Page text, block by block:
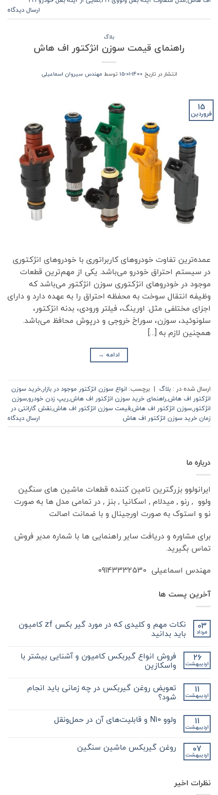
ارسال دیدگاه
بلاگ
راهنمای قیمت سوزن انژکتور اف هاش
انتشار در تاریخ 1400-01-15 توسط مهندس سیروان اسماعیلی
15
فروردین
عمده‌ترین تفاوت خودروهای کاربراتوری با خودرو‌های انژکتوری
در سیستم احتراق خودرو می‌باشد. یکی از مهم‌ترین قطعات
موجود در خودروهای انژکتوری سوزن انژکتور می‌باشد که
وظیفه انتقال سوخت به محفظه احتراق را به عهده دارد و دارای
اجزای مختلفی مثل: اورینگ، فیلتر ورودی، بدنه انژکتور،
سلونوئید، سوزن، سوراخ خروجی و درپوش محافظ می‌باشد.
همچنین لازم به […]
ادامه →
ارسال شده در : بلاگ | برچسب: انواع سوزن انژکتور موجود در بازار,خرید سوزن
انژکتور اف هاش,راهنمای خرید سوزن انژکتور اف هاش,ریپ زدن خودرو,سوزن
انژکتور,سوزن انژکتور اف هاش,قیمت سوزن انژکتور اف هاش,نقش گارانتی در
زمان خرید سوزن انژکتور اف هاش
ارسال دیدگاه
درباره ما
ایرانولوو بزرگترین تامین کننده قطعات ماشین های سنگین
ولوو , رنو , میدلام , اسکانیا , بنز , در تمامی مدل ها به صورت
نو و استوک به صورت اورجینال و با ضمانت اصالت
برای مشاوره و دریافت سایر راهنمایی ها با شماره مدیر فروش
تماس بگیرید.
مهندس اسماعیلی 09143332530
آخرین پست ها
03
مرداد
نکات مهم و کلیدی که در مورد گیر بکس zf کامیون
باید بدانید
دیدگاهی
نکات
مهم
کلیدی
در
مورد
بکس
کامیون
باید
نشده 26
اردیبهشت
فروش انواع گیربکس کامیون و آشنایی بیشتر با
واسکازین
برای
فروش
انواع
و
آشنایی
واسکازین
ثبت
نشده 11
اردیبهشت
تعویض روغن گیربکس در چه زمانی باید انجام
شود؟
برای
تعویض
در
چه
ثبت
نشده 11
اردیبهشت
ولوو N10 و قابلیت‌های آن در حمل‌ونقل
ولوو
N10
حمل‌ونقل
ثبت
نشده 07
اردیبهشت
روغن گیربکس ماشین سنگین
گیربکس
ماشیننظرات اخیر